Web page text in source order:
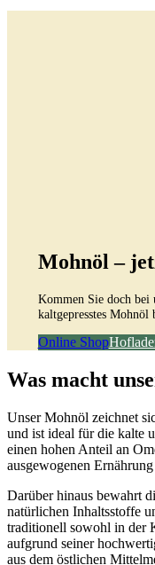
Mohnöl –
Kommen Sie doch bei
kaltgepresstes Mohnöl
Online Shop
Was macht
Unser Mohnöl zeichnet
und ist ideal für die kalte
einen hohen Anteil an
ausgewogenen
Darüber hinaus bewahrt
natürlichen Inhaltsstoffe
traditionell sowohl in der
aufgrund seiner
aus dem östlichen